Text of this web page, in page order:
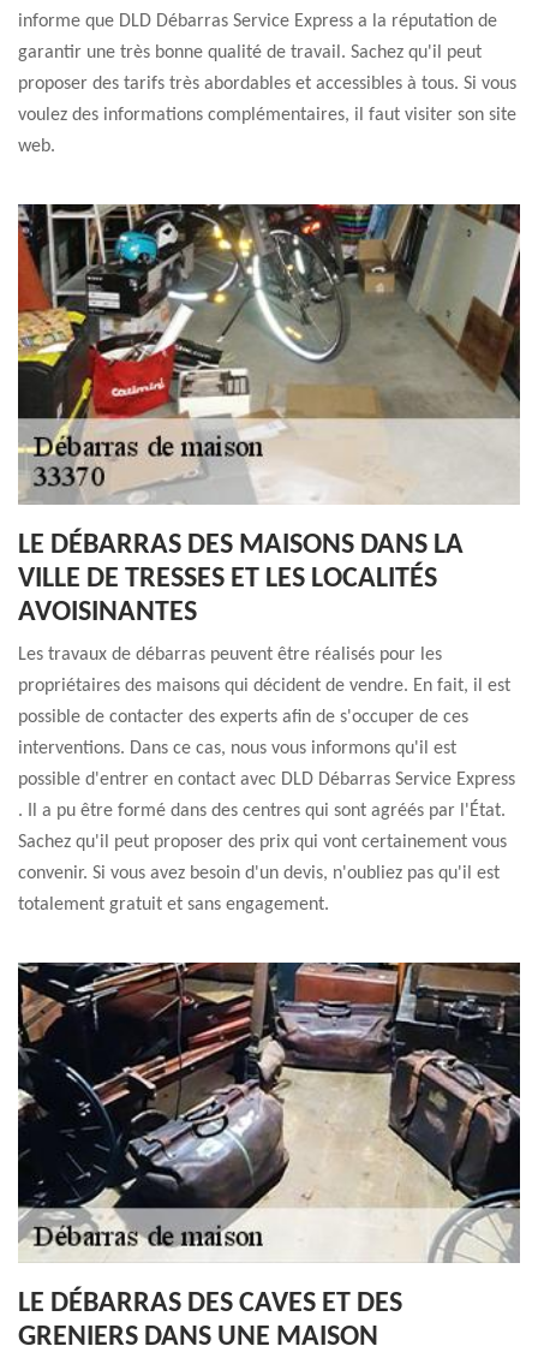
informe que DLD Débarras Service Express a la réputation de
garantir une très bonne qualité de travail. Sachez qu'il peut
proposer des tarifs très abordables et accessibles à tous. Si vous
voulez des informations complémentaires, il faut visiter son site
web.
LE DÉBARRAS DES MAISONS DANS LA
VILLE DE TRESSES ET LES LOCALITÉS
AVOISINANTES
Les travaux de débarras peuvent être réalisés pour les
propriétaires des maisons qui décident de vendre. En fait, il est
possible de contacter des experts afin de s'occuper de ces
interventions. Dans ce cas, nous vous informons qu'il est
possible d'entrer en contact avec DLD Débarras Service Express
. Il a pu être formé dans des centres qui sont agréés par l'État.
Sachez qu'il peut proposer des prix qui vont certainement vous
convenir. Si vous avez besoin d'un devis, n'oubliez pas qu'il est
totalement gratuit et sans engagement.
LE DÉBARRAS DES CAVES ET DES
GRENIERS DANS UNE MAISON